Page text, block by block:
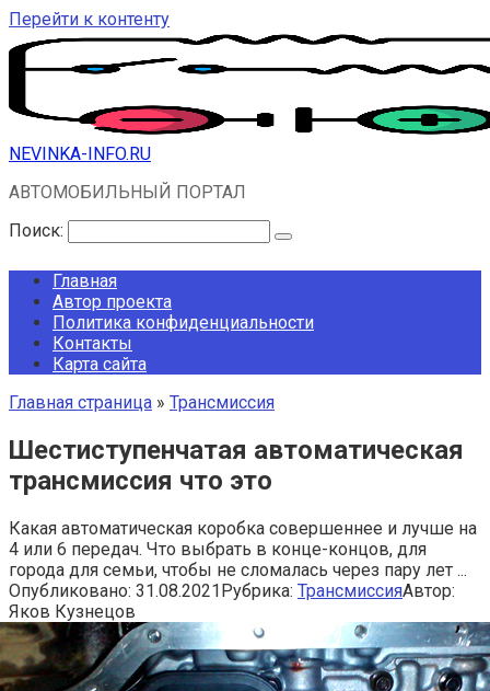
Перейти к контенту
NEVINKA-INFO.RU
АВТОМОБИЛЬНЫЙ ПОРТАЛ
Поиск:
Главная
Автор проекта
Политика конфиденциальности
Контакты
Карта сайта
Главная страница » Трансмиссия
Шестиступенчатая автоматическая
трансмиссия что это
Какая автоматическая коробка совершеннее и лучше на
4 или 6 передач. Что выбрать в конце-концов, для
города для семьи, чтобы не сломалась через пару лет ...
Опубликовано: 31.08.2021Рубрика: ТрансмиссияАвтор:
Яков Кузнецов